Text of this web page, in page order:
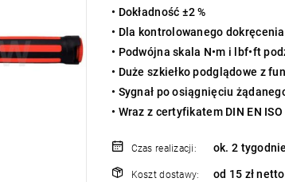
• Dokładność ±2 %
• Dla kontrolowanego
• Podwójna skala N•m i lbf•ft
• Duże szkiełko podglądowe z
• Sygnał po osiągnięciu
• Wraz z certyfikatem DIN EN
Czas realizacji: ok. 2 tygodnie
Koszt dostawy: od 15 zł netto